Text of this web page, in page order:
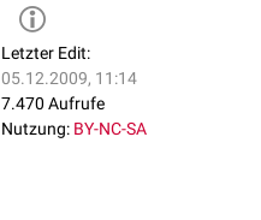
Letzter Edit:
05.12.2009, 11:14
7.470 Aufrufe
Nutzung: BY-NC-SA